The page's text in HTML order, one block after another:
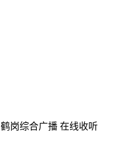
鹤岗综合广播 在线收听